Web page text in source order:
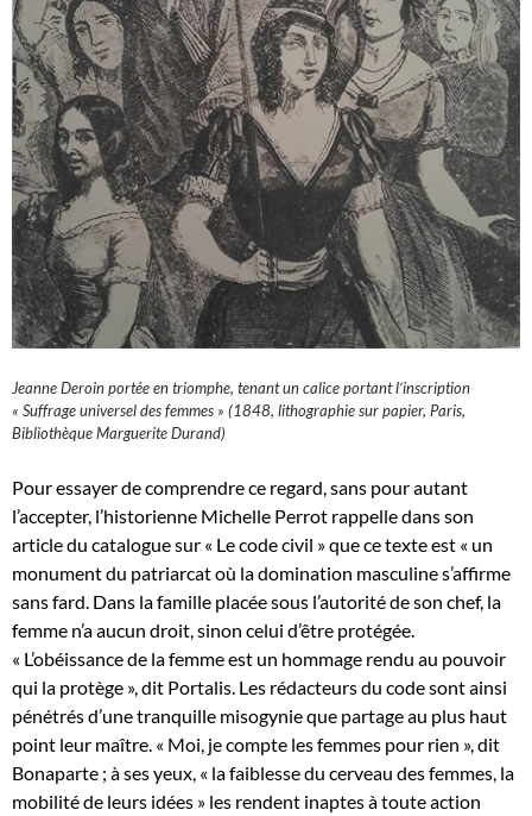
Jeanne Deroin portée en triomphe, tenant un calice portant l’inscription
« Suffrage universel des femmes » (1848, lithographie sur papier, Paris,
Bibliothèque Marguerite Durand)
Pour essayer de comprendre ce regard, sans pour autant
l’accepter, l’historienne Michelle Perrot rappelle dans son
article du catalogue sur « Le code civil » que ce texte est « un
monument du patriarcat où la domination masculine s’affirme
sans fard. Dans la famille placée sous l’autorité de son chef, la
femme n’a aucun droit, sinon celui d’être protégée.
« L’obéissance de la femme est un hommage rendu au pouvoir
qui la protège », dit Portalis. Les rédacteurs du code sont ainsi
pénétrés d’une tranquille misogynie que partage au plus haut
point leur maître. « Moi, je compte les femmes pour rien », dit
Bonaparte ; à ses yeux, « la faiblesse du cerveau des femmes, la
mobilité de leurs idées » les rendent inaptes à toute action